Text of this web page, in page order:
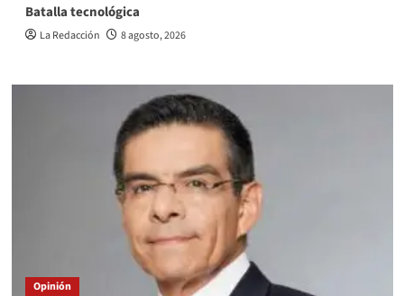
Batalla tecnológica
La Redacción 8 agosto, 2026
Opinión